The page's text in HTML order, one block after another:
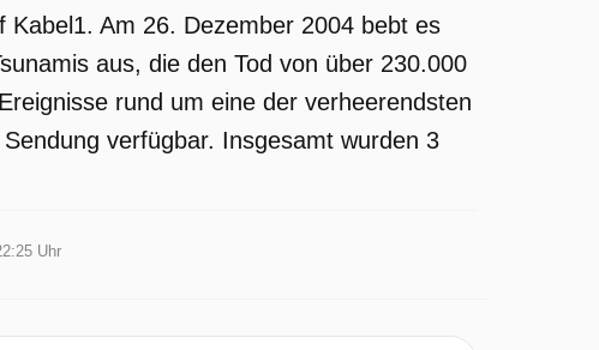
Am 26. Dezember 2004 bebt es
aus, die den Tod von über 230.000
rund um eine der verheerendsten
verfügbar. Insgesamt wurden 3
Uhr